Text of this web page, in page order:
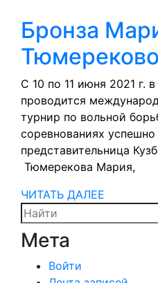
Бронза
С 10 по 11 июня 2021 г.
проводится
турнир по вольной
соревнованиях
представительница
Тюмерекова Мария,
ЧИТАТЬ ДАЛЕЕ
Search
for:
Мета
Войти